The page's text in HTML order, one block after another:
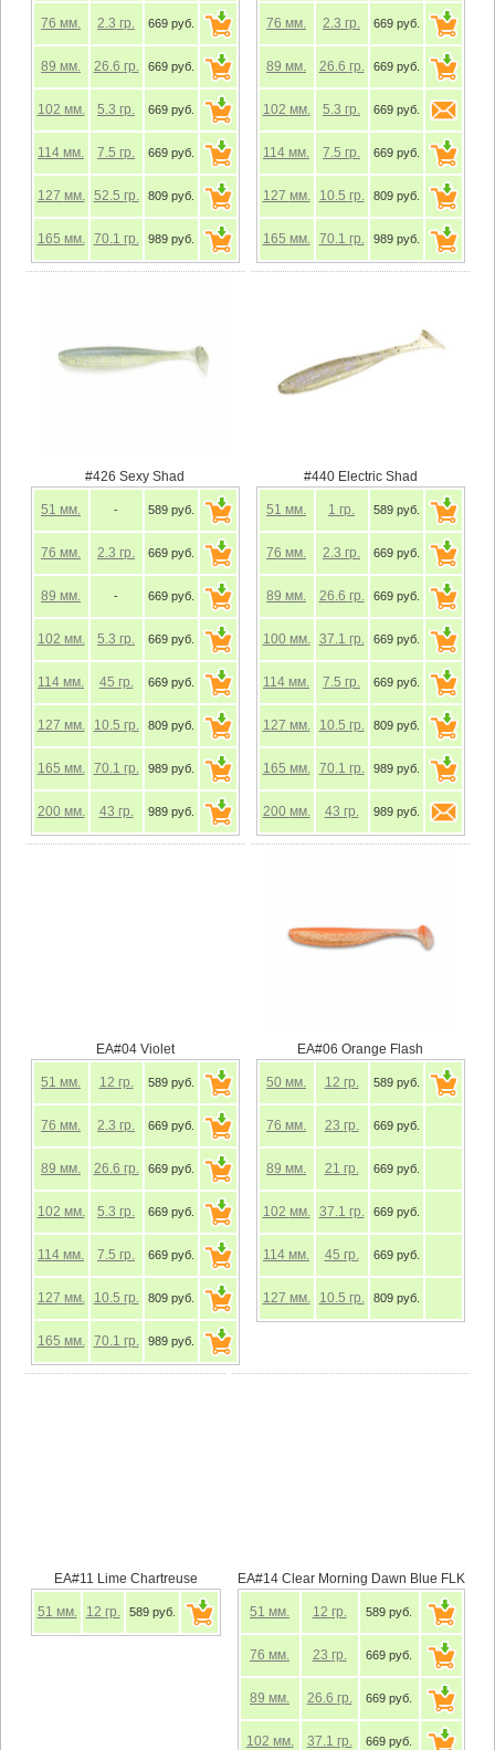
76 мм. 2.3 гр. 669 руб.
89 мм. 26.6 гр. 669 руб.
102 мм. 5.3 гр. 669 руб.
114 мм. 7.5 гр. 669 руб.
127 мм. 52.5 гр. 809 руб.
165 мм. 70.1 гр. 989 руб.
76 мм. 2.3 гр. 669 руб.
89 мм. 26.6 гр. 669 руб.
102 мм. 5.3 гр. 669 руб.
114 мм. 7.5 гр. 669 руб.
127 мм. 10.5 гр. 809 руб.
165 мм. 70.1 гр. 989 руб.
#426 Sexy Shad
51 мм. - 589 руб.
76 мм. 2.3 гр. 669 руб.
89 мм. - 669 руб.
102 мм. 5.3 гр. 669 руб.
114 мм. 45 гр. 669 руб.
127 мм. 10.5 гр. 809 руб.
165 мм. 70.1 гр. 989 руб.
200 мм. 43 гр. 989 руб.
#440 Electric Shad
51 мм. 1 гр. 589 руб.
76 мм. 2.3 гр. 669 руб.
89 мм. 26.6 гр. 669 руб.
100 мм. 37.1 гр. 669 руб.
114 мм. 7.5 гр. 669 руб.
127 мм. 10.5 гр. 809 руб.
165 мм. 70.1 гр. 989 руб.
200 мм. 43 гр. 989 руб.
EA#04 Violet
51 мм. 12 гр. 589 руб.
76 мм. 2.3 гр. 669 руб.
89 мм. 26.6 гр. 669 руб.
102 мм. 5.3 гр. 669 руб.
114 мм. 7.5 гр. 669 руб.
127 мм. 10.5 гр. 809 руб.
165 мм. 70.1 гр. 989 руб.
EA#06 Orange Flash
50 мм. 12 гр. 589 руб.
76 мм. 23 гр. 669 руб.
89 мм. 21 гр. 669 руб.
102 мм. 37.1 гр. 669 руб.
114 мм. 45 гр. 669 руб.
127 мм. 10.5 гр. 809 руб.
EA#11 Lime Chartreuse
51 мм. 12 гр. 589 руб.
EA#14 Clear Morning Dawn Blue FLK
51 мм. 12 гр. 589 руб.
76 мм. 23 гр. 669 руб.
89 мм. 26.6 гр. 669 руб.
102 мм. 37.1 гр. 669 руб.